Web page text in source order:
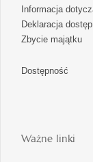
Informacja
Deklaracja
Zbycie majątku
Dostępność
Ważne linki